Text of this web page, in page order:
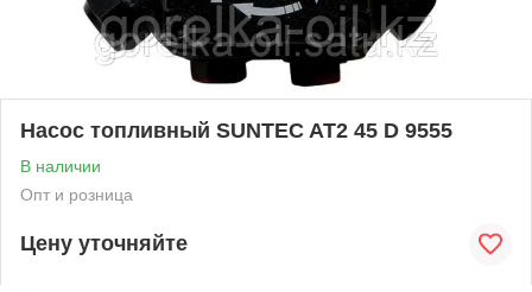
Насос топливный SUNTEC AT2 45 D 9555
В наличии
Опт и розница
Цену уточняйте